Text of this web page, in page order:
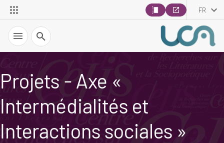
FR
Recherche
Projets - Axe «
Intermédialités et
Interactions sociales »